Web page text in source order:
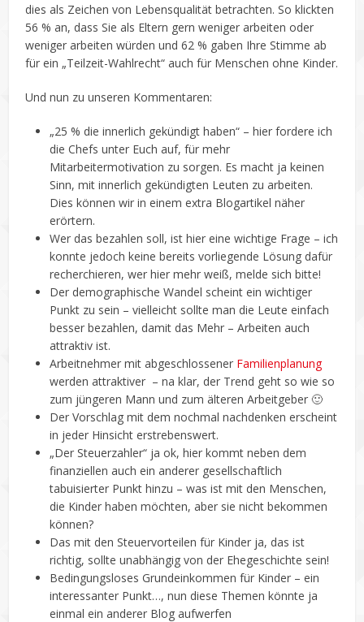
dies als Zeichen von Lebensqualität betrachten. So klickten
56 % an, dass Sie als Eltern gern weniger arbeiten oder
weniger arbeiten würden und 62 % gaben Ihre Stimme ab
für ein „Teilzeit-Wahlrecht“ auch für Menschen ohne Kinder.
Und nun zu unseren Kommentaren:
„25 % die innerlich gekündigt haben“ – hier fordere ich
die Chefs unter Euch auf, für mehr
Mitarbeitermotivation zu sorgen. Es macht ja keinen
Sinn, mit innerlich gekündigten Leuten zu arbeiten.
Dies können wir in einem extra Blogartikel näher
erörtern.
Wer das bezahlen soll, ist hier eine wichtige Frage – ich
konnte jedoch keine bereits vorliegende Lösung dafür
recherchieren, wer hier mehr weiß, melde sich bitte!
Der demographische Wandel scheint ein wichtiger
Punkt zu sein – vielleicht sollte man die Leute einfach
besser bezahlen, damit das Mehr – Arbeiten auch
attraktiv ist.
Arbeitnehmer mit abgeschlossener Familienplanung
werden attraktiver – na klar, der Trend geht so wie so
zum jüngeren Mann und zum älteren Arbeitgeber 🙂
Der Vorschlag mit dem nochmal nachdenken erscheint
in jeder Hinsicht erstrebenswert.
„Der Steuerzahler“ ja ok, hier kommt neben dem
finanziellen auch ein anderer gesellschaftlich
tabuisierter Punkt hinzu – was ist mit den Menschen,
die Kinder haben möchten, aber sie nicht bekommen
können?
Das mit den Steuervorteilen für Kinder ja, das ist
richtig, sollte unabhängig von der Ehegeschichte sein!
Bedingungsloses Grundeinkommen für Kinder – ein
interessanter Punkt…, nun diese Themen könnte ja
einmal ein anderer Blog aufwerfen